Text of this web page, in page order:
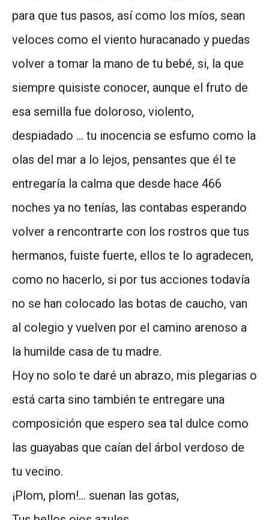
para que tus pasos, así como los míos, sean
veloces como el viento huracanado y puedas
volver a tomar la mano de tu bebé, si, la que
siempre quisiste conocer, aunque el fruto de
esa semilla fue doloroso, violento,
despiadado … tu inocencia se esfumo como la
olas del mar a lo lejos, pensantes que él te
entregaría la calma que desde hace 466
noches ya no tenías, las contabas esperando
volver a rencontrarte con los rostros que tus
hermanos, fuiste fuerte, ellos te lo agradecen,
como no hacerlo, si por tus acciones todavía
no se han colocado las botas de caucho, van
al colegio y vuelven por el camino arenoso a
la humilde casa de tu madre.
Hoy no solo te daré un abrazo, mis plegarias o
está carta sino también te entregare una
composición que espero sea tal dulce como
las guayabas que caían del árbol verdoso de
tu vecino.
¡Plom, plom!… suenan las gotas,